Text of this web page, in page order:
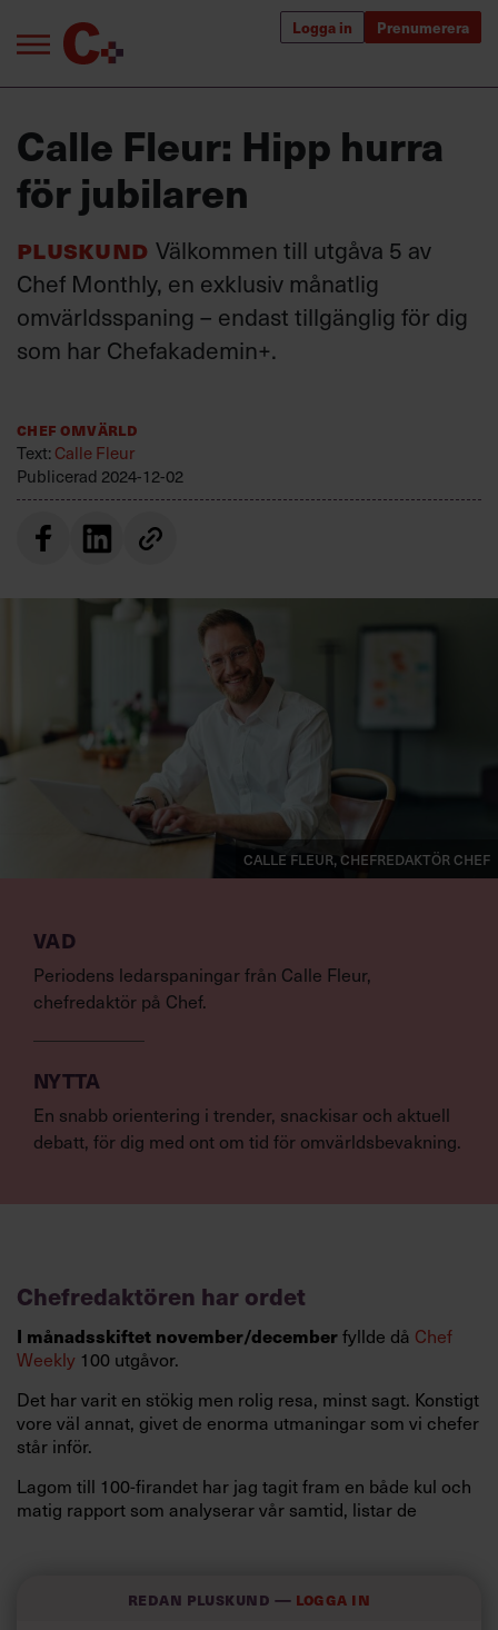
Logga in Prenumerera
Logga in
Prenumerera
Om oss
Kontakta oss
Kundservice
personuppgiftsbehandling
Bra ledare förändrar världen
Innehåll från Chef
Utbildning för ledare
Chefakademin+
Populära utbildningar
Calle Fleur: Hipp hurra
för jubilaren
Pluskund Välkommen till utgåva 5 av
Chef Monthly, en exklusiv månatlig
omvärldsspaning – endast tillgänglig för dig
som har Chefakademin+.
Chef Omvärld
Text:Calle Fleur
Publicerad 2024-12-02
VAD
Periodens ledarspaningar från Calle Fleur,
chefredaktör på Chef.
NYTTA
En snabb orientering i trender, snackisar och aktuell
debatt, för dig med ont om tid för omvärldsbevakning.
Calle Fleur, chefredaktör Chef
Chefredaktören har ordet
I månadsskiftet november/decemberfyllde då Chef
Weekly 100 utgåvor.
Det har varit en stökig men rolig resa, minst sagt. Konstigt
vore väl annat, givet de enorma utmaningar som vi chefer
står inför.
Lagom till 100-firandet har jag tagit fram en både kul och
matig rapport som analyserar vår samtid, listar de
Redan PLUSkund — Logga in